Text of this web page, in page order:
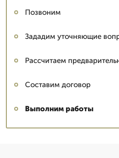
Позвоним
Зададим уточняющие
Рассчитаем
Составим договор
Выполним работы